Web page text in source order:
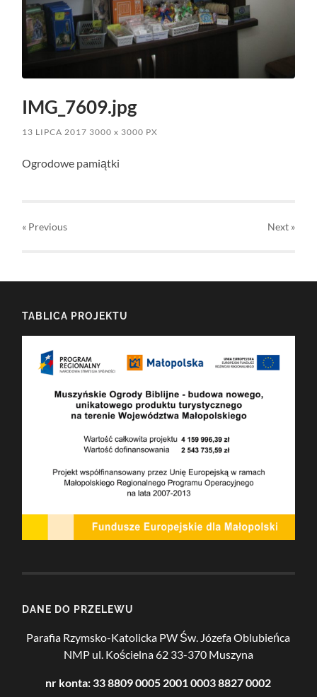
IMG_7609.jpg
13 LIPCA 2017 3000x 3000 PX
Ogrodowe pamiątki
« Previous Next»
TABLICA PROJEKTU
DANE DO PRZELEWU
Parafia Rzymsko-Katolicka PW Św. Józefa Oblubieńca
NMP ul. Kościelna 62 33-370 Muszyna
nr konta: 33 8809 0005 2001 0003 8827 0002